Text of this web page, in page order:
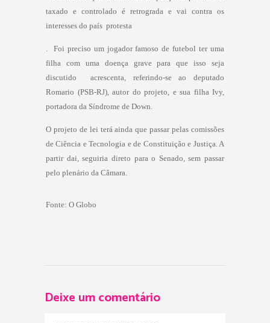
taxado e controlado é retrograda e vai contra os
interesses do país  protesta
.  Foi preciso um jogador famoso de futebol ter uma
filha com uma doença grave para que isso seja
discutido  acrescenta, referindo-se ao deputado
Romario (PSB-RJ), autor do projeto, e sua filha Ivy,
portadora da Síndrome de Down.
O projeto de lei terá ainda que passar pelas comissões
de Ciência e Tecnologia e de Constituição e Justiça. A
partir dai, seguiria direto para o Senado, sem passar
pelo plenário da Câmara.
Fonte: O Globo
Deixe um comentário